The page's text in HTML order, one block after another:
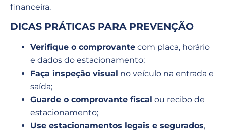
financeira.
DICAS PRÁTICAS PARA PREVENÇÃO
Verifique o comprovante com placa, horário
e dados do estacionamento;
Faça inspeção visual no veículo na entrada e
saída;
Guarde o comprovante fiscal ou recibo de
estacionamento;
Use estacionamentos legais e segurados,